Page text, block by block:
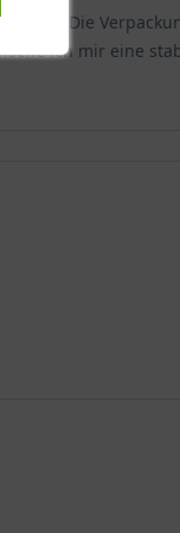
bis leicht
bis frisch sein
verbessert
Die
Die
ich mir eine